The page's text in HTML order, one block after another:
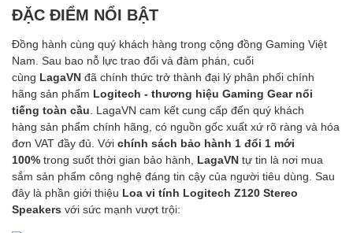
ĐẶC ĐIỂM NỔI BẬT
Đồng hành cùng quý khách hàng trong cộng đồng Gaming Việt
Nam. Sau bao nỗ lực trao đổi và đàm phán, cuối
cùng LagaVN đã chính thức trở thành đại lý phân phối chính
hãng sản phẩm Logitech - thương hiệu Gaming Gear nổi
tiếng toàn cầu . LagaVN cam kết cung cấp đến quý khách
hàng sản phẩm chính hãng, có nguồn gốc xuất xứ rõ ràng và hóa
đơn VAT đầy đủ. Với chính sách bảo hành 1 đổi 1 mới
100% trong suốt thời gian bảo hành, LagaVN tự tin là nơi mua
sắm sản phẩm công nghệ đáng tin cậy của người tiêu dùng. Sau
đây là phần giới thiệu Loa vi tính Logitech Z120 Stereo
Speakers với sức mạnh vượt trội: